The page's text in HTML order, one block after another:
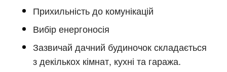
Прихильність до комунікацій
Вибір енергоносія
Зазвичай дачний будиночок складається
з декількох кімнат, кухні та гаража.